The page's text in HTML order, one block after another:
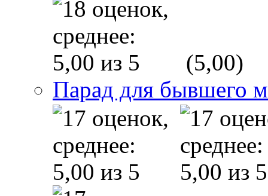
(5,00)
Парад для бывшего